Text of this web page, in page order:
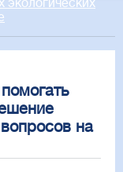
экологических
на